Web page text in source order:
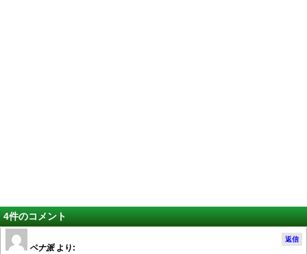
4件のコメント
ペナ派 より:
返信